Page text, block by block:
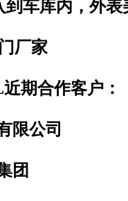
车库内，外表
厂家
期合作客户：
限公司
团